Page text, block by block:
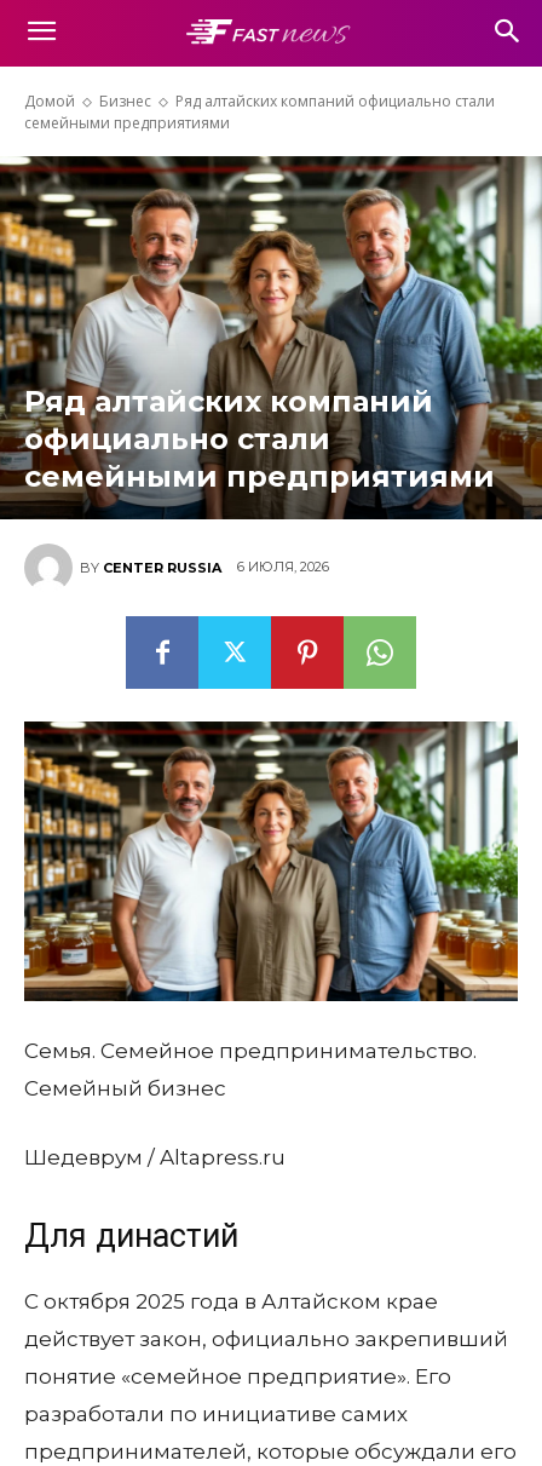
Домой Бизнес
Ряд алтайских компаний официально стали
семейными предприятиями
Ряд алтайских компаний
официально стали
семейными предприятиями
BY CENTER RUSSIA 6 ИЮЛЯ, 2026
Семья. Семейное предпринимательство.
Семейный бизнес
Шедеврум / Altapress.ru
Для династий
С октября 2025 года в Алтайском крае
действует закон, официально закрепивший
понятие «семейное предприятие». Его
разработали по инициативе самих
предпринимателей, которые обсуждали его